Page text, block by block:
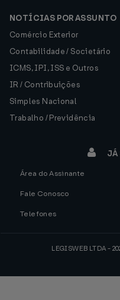
NOTÍCIAS POR ASSUNTO
Comércio Exterior
Contabilidade / Societário
ICMS, IPI, ISS e Outros
IR / Contribuições
Simples Nacional
Trabalho / Previdência
JÁ
Área do Assinante
Fale Conosco
Telefones
LEGISWEB LTDA -